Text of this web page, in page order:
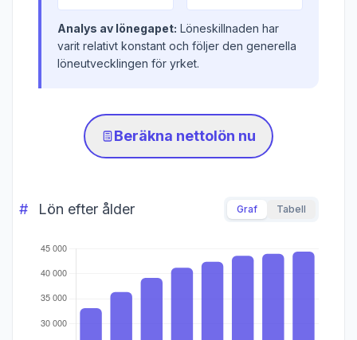
Analys av lönegapet: Löneskillnaden har
varit relativt konstant och följer den generella
löneutvecklingen för yrket.
Beräkna nettolön nu
Lön efter ålder Graf Tabell